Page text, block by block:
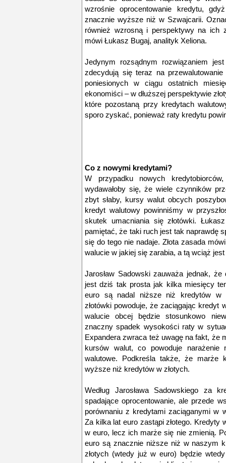
wzrośnie oprocentowanie kredytu,
znacznie wyższe niż w Szwajcarii.
również wzrosną i perspektywy na ich
mówi Łukasz Bugaj, analityk Xeliona.
Jedynym rozsądnym rozwiązaniem
zdecydują się teraz na
poniesionych w ciągu ostatnich
ekonomiści – w dłuższej perspektywie
które pozostaną przy kredytach
sporo zyskać, ponieważ raty kredytu
Co z nowymi kredytami?
W przypadku nowych
wydawałoby się, że wiele czynników
zbyt słaby, kursy walut obcych
kredyt walutowy powinniśmy w
skutek umacniania się złotówki.
pamiętać, że taki ruch jest tak naprawdę
się do tego nie nadaje. Złota zasada
walucie w jakiej się zarabia, a tą wciąż jest
Jarosław Sadowski zauważa jednak,
jest dziś tak prosta jak kilka miesięcy
euro są nadal niższe niż kredytów w
złotówki powoduje, że zaciągając kredyt
walucie obcej będzie stosunkowo
znaczny spadek wysokości raty w
Expandera zwraca też uwagę na fakt, że
kursów walut, co powoduje
walutowe. Podkreśla także, że marże
wyższe niż kredytów w złotych.
Według Jarosława Sadowskiego za
spadające oprocentowanie, ale przede
porównaniu z kredytami zaciąganymi w
Za kilka lat euro zastąpi złotego. Kredyty
w euro, lecz ich marże się nie zmienią.
euro są znacznie niższe niż w naszym
złotych (wtedy już w euro) będzie